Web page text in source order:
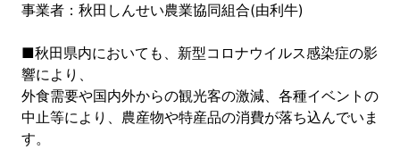
事業者：秋田しんせい農業協同組合(由利牛)
■秋田県内においても、新型コロナウイルス感染症の影
響により、
外食需要や国内外からの観光客の激減、各種イベントの
中止等により、農産物や特産品の消費が落ち込んでいま
す。